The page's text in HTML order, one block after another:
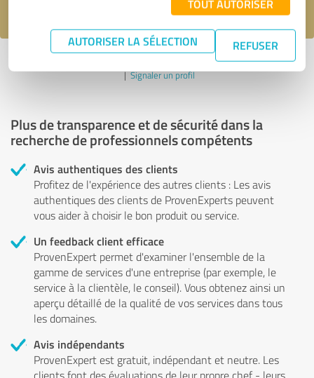
TOUT AUTORISER
AUTORISER LA SÉLECTION REFUSER
Dernière mise à jour : 25.04.2024
|Signaler un profil
Plus de transparence et de sécurité dans la
recherche de professionnels compétents
Avis authentiques des clients
Profitez de l'expérience des autres clients : Les avis
authentiques des clients de ProvenExperts peuvent
vous aider à choisir le bon produit ou service.
Un feedback client efficace
ProvenExpert permet d'examiner l'ensemble de la
gamme de services d'une entreprise (par exemple, le
service à la clientèle, le conseil). Vous obtenez ainsi un
aperçu détaillé de la qualité de vos services dans tous
les domaines.
Avis indépendants
ProvenExpert est gratuit, indépendant et neutre. Les